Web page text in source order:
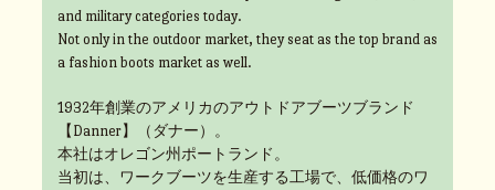
and military categories today.
Not only in the outdoor market, they seat as the top brand as
a fashion boots market as well.
1932年創業のアメリカのアウトドアブーツブランド
【Danner】（ダナー）。
本社はオレゴン州ポートランド。
当初は、ワークブーツを生産する工場で、低価格のワ